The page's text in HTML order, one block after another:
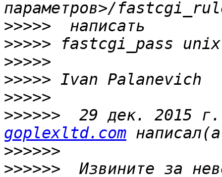
>>>>>
>>>>>
>>>>>
>>>>>
>>>>>
>>>>>> 29 дек. 2015
goplexltd.com
>>>>>>
>>>>>> Извините за